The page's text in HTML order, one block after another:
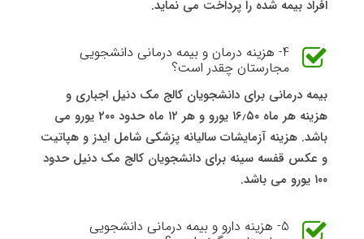
افراد بیمه شده را پرداخت می نماید.
4- هزینه درمان و بیمه درمانی دانشجویی
مجارستان چقدر است؟
بیمه درمانی برای دانشجویان کالج مک دنیل اجباری و
هزینه هر ماه ۱۶٫۵۰ یورو و هر ۱۲ ماه حدود ۲۰۰ یورو می
باشد. هزینه آزمایشات سالیانه پزشكی شامل ایدز و هپاتیت
و عکس قفسه سینه برای دانشجویان کالج مک دنیل حدود
۱۰۰ یورو می باشد.
5- هزینه دارو و بیمه درمانی دانشجویی